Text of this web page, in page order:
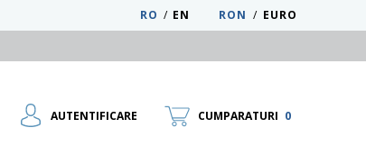
RON / EURO
EN
/
RO
AUTENTIFICARE CUMPARATURI 0